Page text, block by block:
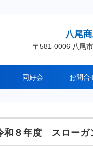
八尾
〒581-0006 八尾
同好会 お問合
和８年度 スローガ